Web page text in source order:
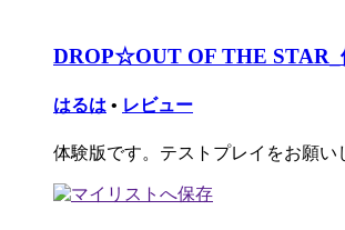
DROP☆OUT OF THE STAR_
はるは • レビュー
体験版です。テストプレイをお願